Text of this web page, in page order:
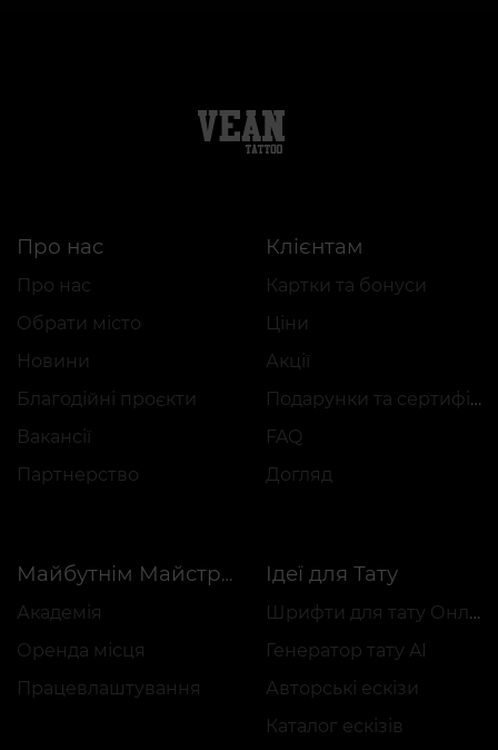
Про нас
Про нас
Обрати місто
Новини
Благодійні проєкти
Вакансії
Партнерство
Клієнтам
Картки та бонуси
Ціни
Акції
Подарунки та сертифікати
FAQ
Догляд
Майбутнім Майстрам
Академія
Оренда місця
Працевлаштування
Ідеї для Тату
Шрифти для тату Онлайн
Генератор тату AI
Авторські ескізи
Каталог ескізів